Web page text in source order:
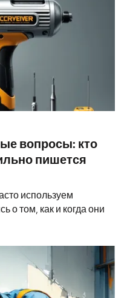
вопросы: кто
пишется
используем
о том, как и когда они